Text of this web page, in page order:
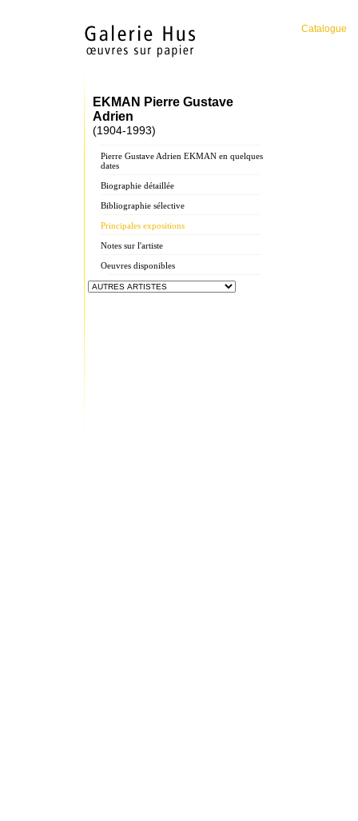
Catalogue
EKMAN Pierre Gustave
Adrien
(1904-1993)
Pierre Gustave Adrien EKMAN en quelques
dates
Biographie détaillée
Bibliographie sélective
Principales expositions
Notes sur l'artiste
Oeuvres disponibles